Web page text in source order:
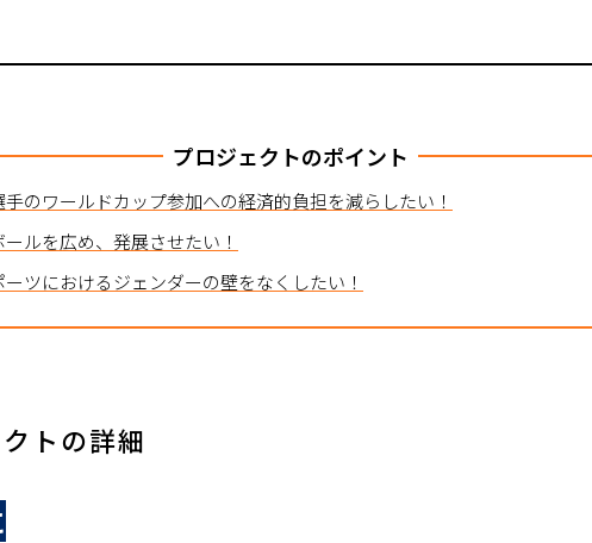
プロジェクトのポイント
手のワールドカップ参加への経済的負担を減らしたい！
ルを広め、発展させたい！
ツにおけるジェンダーの壁をなくしたい！
トの詳細